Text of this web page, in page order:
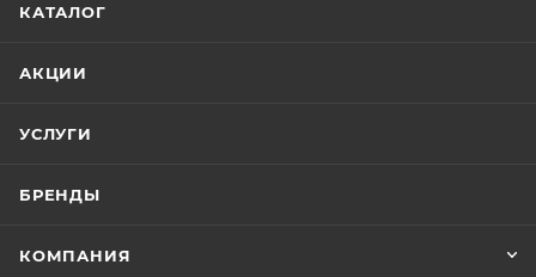
КАТАЛОГ
АКЦИИ
УСЛУГИ
БРЕНДЫ
КОМПАНИЯ